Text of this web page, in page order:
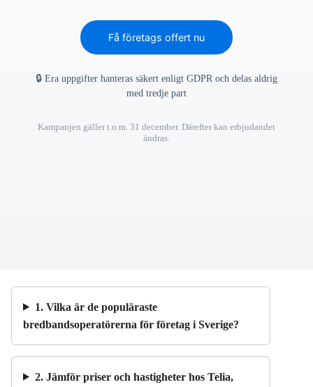
Få företags offert nu
🔒 Era uppgifter hanteras säkert enligt GDPR och delas aldrig
med tredje part
Kampanjen gäller t.o.m. 31 december. Därefter kan erbjudandet
ändras.
1. Vilka är de populäraste
bredbandsoperatörerna för företag i Sverige?
2. Jämför priser och hastigheter hos Telia,